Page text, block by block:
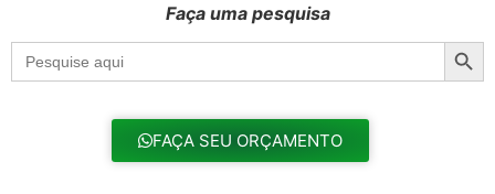
Faça uma pesquisa
Search
for:
FAÇA SEU ORÇAMENTO